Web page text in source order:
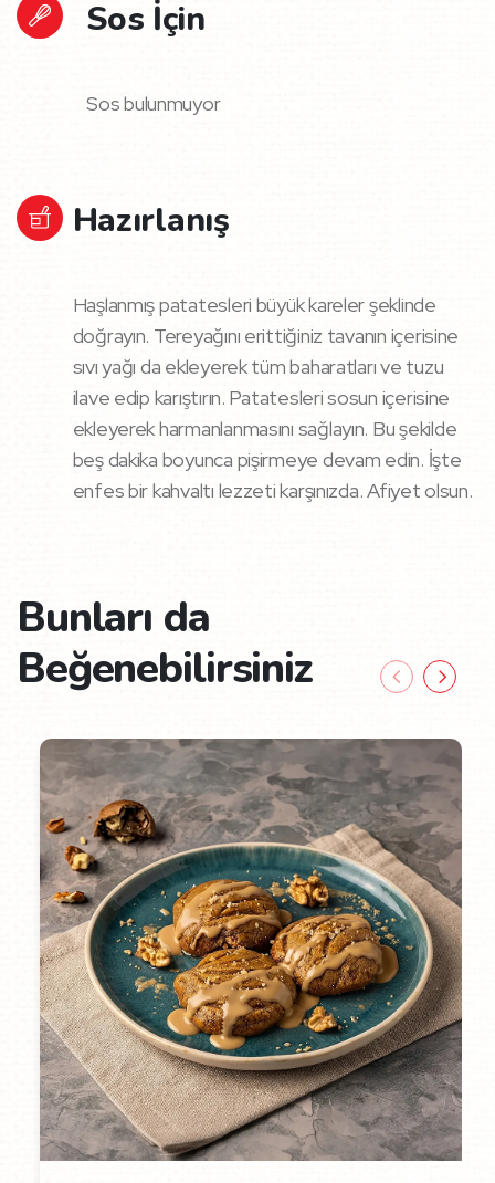
Sos İçin
Sos bulunmuyor
Hazırlanış
Haşlanmış patatesleri büyük kareler şeklinde
doğrayın. Tereyağını erittiğiniz tavanın içerisine
sıvı yağı da ekleyerek tüm baharatları ve tuzu
ilave edip karıştırın. Patatesleri sosun içerisine
ekleyerek harmanlanmasını sağlayın. Bu şekilde
beş dakika boyunca pişirmeye devam edin. İşte
enfes bir kahvaltı lezzeti karşınızda. Afiyet olsun.
Bunları da
Beğenebilirsiniz